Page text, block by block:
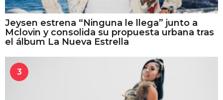
Jeysen estrena “Ninguna le llega” junto a
Mclovin y consolida su propuesta urbana tras
el álbum La Nueva Estrella
3